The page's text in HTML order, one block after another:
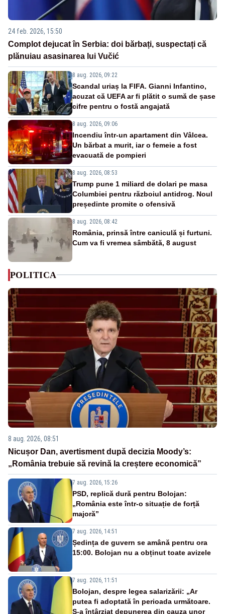
24 feb. 2026, 15:50
Complot dejucat în Serbia: doi bărbați, suspectați că
plănuiau asasinarea lui Vučić
8 aug. 2026, 09:22
Scandal uriaș la FIFA. Gianni Infantino,
acuzat că UEFA ar fi plătit o sumă de șase
cifre pentru o fostă angajată
8 aug. 2026, 09:06
Incendiu într-un apartament din Vâlcea.
Un bărbat a murit, iar o femeie a fost
evacuată de pompieri
8 aug. 2026, 08:53
Trump pune 1 miliard de dolari pe masa
Columbiei pentru războiul antidrog. Noul
președinte promite o ofensivă
8 aug. 2026, 08:42
România, prinsă între caniculă și furtuni.
Cum va fi vremea sâmbătă, 8 august
POLITICA
8 aug. 2026, 08:51
Nicușor Dan, avertisment după decizia Moody’s:
„România trebuie să revină la creștere economică”
7 aug. 2026, 15:26
PSD, replică dură pentru Bolojan:
„România este într-o situație de forță
majoră”
7 aug. 2026, 14:51
Ședința de guvern se amână pentru ora
15:00. Bolojan nu a obținut toate avizele
7 aug. 2026, 11:51
Bolojan, despre legea salarizării: „Ar
putea fi adoptată în perioada următoare.
S-a întârziat depunerea din cauza unor